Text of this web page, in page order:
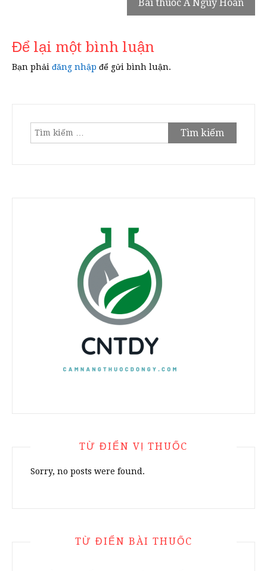
Bài thuốc A Ngùy Hoàn
Để lại một bình luận
Bạn phải đăng nhập để gửi bình luận.
Tìm
kiếm
TỪ ĐIỂN VỊ THUỐC
Sorry, no posts were found.
TỪ ĐIỂN BÀI THUỐC